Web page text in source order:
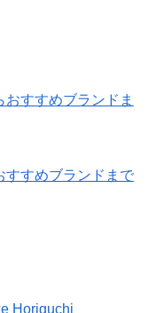
すすめブランドまで
Horiguchi